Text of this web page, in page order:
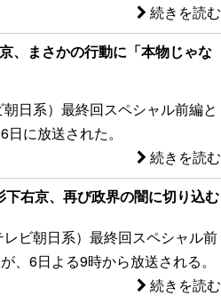
続きを読む
、まさかの行動に「本物じゃな
日系）最終回スペシャル前編と
に放送された。
続きを読む
右京、再び政界の闇に切り込む
ビ朝日系）最終回スペシャル前
、6日よる9時から放送される。
続きを読む